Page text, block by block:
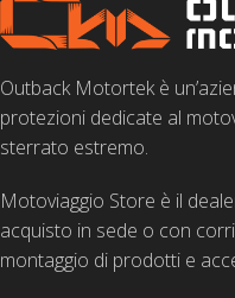
Outback Motortek è
protezioni dedicate al
sterrato estremo.
Motoviaggio Store è il
acquisto in sede o con
montaggio di prodotti e